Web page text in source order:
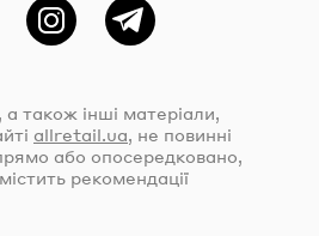
InstagramTelegram
також інші матеріали,
allretail.ua, не повинні
або опосередковано,
рекомендації